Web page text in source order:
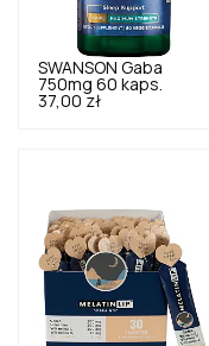
SWANSON Gaba
750mg 60 kaps.
37,00 zł